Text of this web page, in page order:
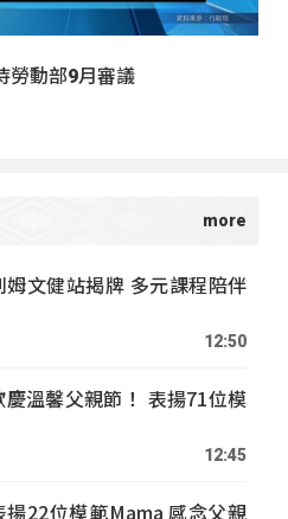
勞動部9月審議
姆文健站揭牌 多元課程陪伴
12:50
慶溫馨父親節！ 表揚71位模
12:45
揚22位模範Mama 感念父親